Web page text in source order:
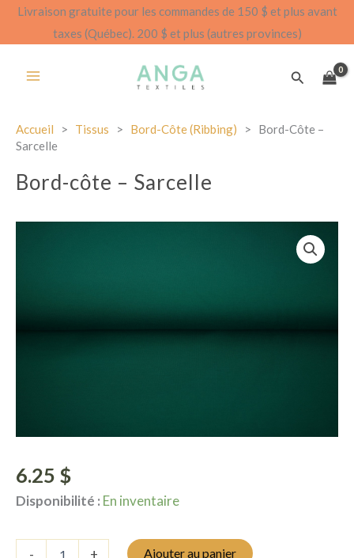
AllerLivraison gratuite pour les commandes de 150 $ et plus avant
taxes (Québec). 200 $ et plus (autres provinces)
Accueil > Tissus > Bord-Côte (ribbing) > Bord-Côte –
Sarcelle
Bord-côte – Sarcelle
6.25 $
Disponibilité : En inventaire
- + Ajouter au panier